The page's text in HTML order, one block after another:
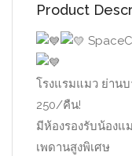
Product
โรงแรมแมว ย่านบ
250/คืน!
มีห้องรองรับน้องแ
เพดานสูงพิเศษ